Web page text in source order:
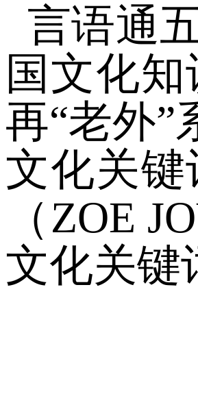
言语通
国文化
再“老外”
文化关
（ZOE
文化关键